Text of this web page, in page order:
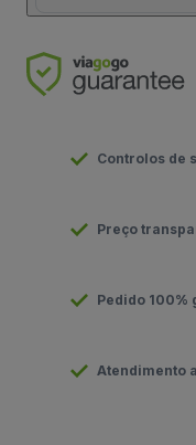
Controlos de
Preço
Pedido 100%
Atendimento